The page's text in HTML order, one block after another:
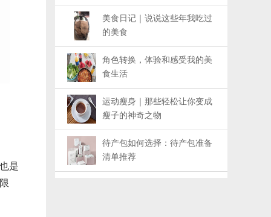
是
美食日记｜说说这些年我吃过
的美食
角色转换，体验和感受我的美
食生活
运动瘦身｜那些轻松让你变成
瘦子的神奇之物
待产包如何选择：待产包准备
清单推荐